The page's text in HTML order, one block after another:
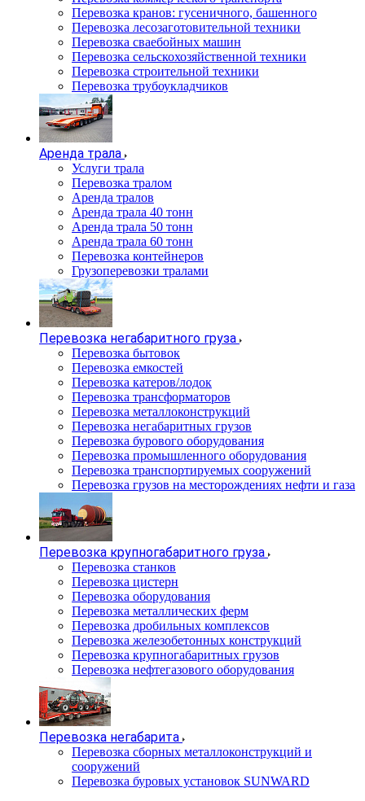
Перевозка кранов: гусеничного, башенного
Перевозка лесозаготовительной техники
Перевозка сваебойных машин
Перевозка сельскохозяйственной техники
Перевозка строительной техники
Перевозка трубоукладчиков
Аренда трала
Услуги трала
Перевозка тралом
Аренда тралов
Аренда трала 40 тонн
Аренда трала 50 тонн
Аренда трала 60 тонн
Перевозка контейнеров
Грузоперевозки тралами
Перевозка негабаритного груза
Перевозка бытовок
Перевозка емкостей
Перевозка катеров/лодок
Перевозка трансформаторов
Перевозка металлоконструкций
Перевозка негабаритных грузов
Перевозка бурового оборудования
Перевозка промышленного оборудования
Перевозка транспортируемых сооружений
Перевозка грузов на месторождениях нефти и газа
Перевозка крупногабаритного груза
Перевозка станков
Перевозка цистерн
Перевозка оборудования
Перевозка металлических ферм
Перевозка дробильных комплексов
Перевозка железобетонных конструкций
Перевозка крупногабаритных грузов
Перевозка нефтегазового оборудования
Перевозка негабарита
Перевозка сборных металлоконструкций и
сооружений
Перевозка буровых установок SUNWARD